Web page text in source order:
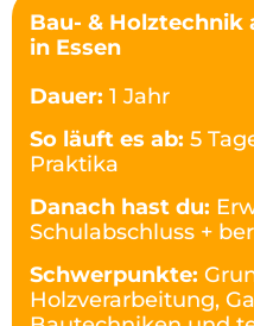
Bau- &
in Essen
Dauer: 1 Jahr
So läuft es ab: 5
Praktika
Danach hast du:
Schulabschluss +
Schwerpunkte:
Holzverarbeitung,